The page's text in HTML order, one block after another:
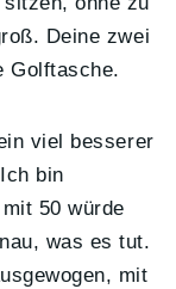
Deine zwei
Golftasche.
viel besserer
bin
50 würde
was es tut.
mit